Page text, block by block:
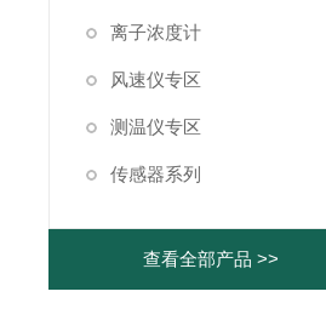
离子浓度计
风速仪专区
测温仪专区
传感器系列
查看全部产品 >>